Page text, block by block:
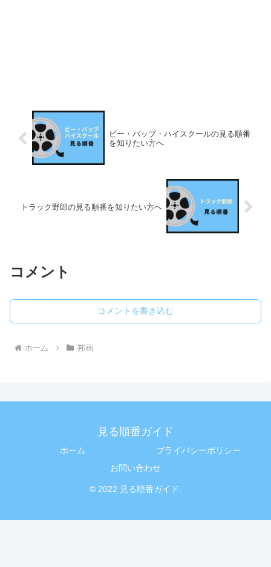
ビー・バップ・ハイスクールの見る順番
を知りたい方へ
トラック野郎の見る順番を知りたい方へ
コメント
コメントを書き込む
ホーム 邦画
見る順番ガイド
ホーム
プライバシーポリシー
お問い合わせ
© 2022 見る順番ガイド.